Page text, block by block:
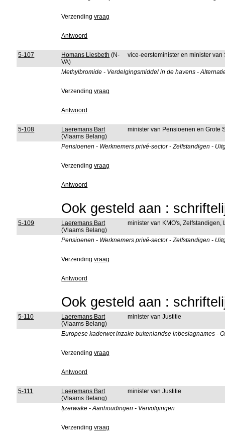
Verzendingvraag
Antwoord
5-107 Homans Liesbeth (N-
VA)
vice-eersteminister en minister
Methylbromide - Verdelgingsmiddel in de havens -
Verzendingvraag
Antwoord
5-108
Laeremans Bart
(Vlaams Belang)
minister van Pensioenen en Grote
Pensioenen - Werknemers privé-sector - Zelfstandigen -
Verzendingvraag
Antwoord
Ook gesteld aan :
5-109
Laeremans Bart
(Vlaams Belang)
minister van KMO's,
Pensioenen - Werknemers privé-sector - Zelfstandigen -
Verzendingvraag
Antwoord
Ook gesteld aan :
5-110
Laeremans Bart
(Vlaams Belang)
minister van Justitie
Europese kaderwet inzake buitenlandse inbeslagnames -
Verzendingvraag
Antwoord
5-111
Laeremans Bart
(Vlaams Belang)
minister van Justitie
Ijzerwake - Aanhoudingen - Vervolgingen
Verzendingvraag